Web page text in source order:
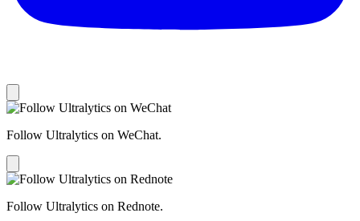
Follow Ultralytics on WeChat.
Follow Ultralytics on Rednote.